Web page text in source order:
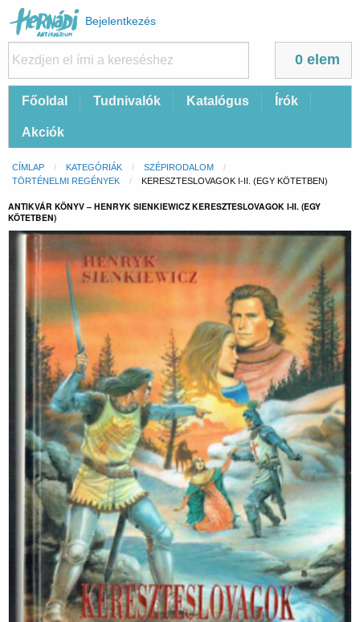
Felhasználói
fiók
menüje
Bejelentkezés
0 elem
FőFőoldal Tudnivalók Katalógus Írók
Akciók
Morzsa
CÍMLAP KATEGÓRIÁK
SZÉPIRODALOM
TÖRTÉNELMI REGÉNYEK
CURRENT:
KERESZTESLOVAGOK I-II. (EGY KÖTETBEN)
ANTIKVÁR KÖNYV – HENRYK SIENKIEWICZ KERESZTESLOVAGOK I-II. (EGY
KÖTETBEN)